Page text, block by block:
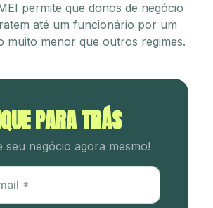
permite que donos de negócio
até um funcionário por um
muito menor que outros regimes.
PARA TRÁS
seu negócio agora mesmo!